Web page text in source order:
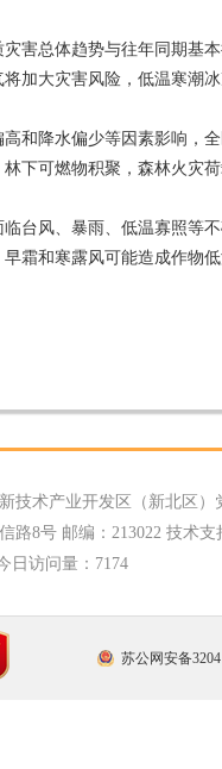
害总体趋势与往年同期基
加大灾害风险，低温寒潮
和降水偏少等因素影响，
下可燃物积聚，森林火灾
台风、暴雨、低温寡照等
霜和寒露风可能造成作物
技术产业开发区（新北区）
路8号 邮编：213022 技术支
日访问量： 7174
苏公网安备